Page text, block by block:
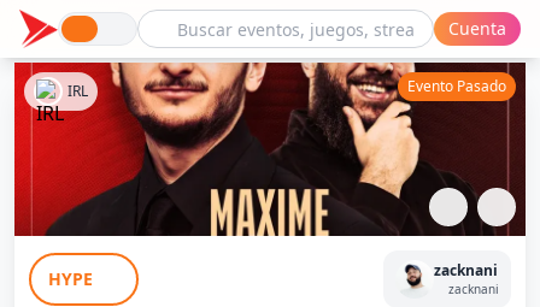
Cuenta
Zack en Roue Libre avec Maxime Biaggi
IRL Evento Pasado
HYPE zacknani
zacknani